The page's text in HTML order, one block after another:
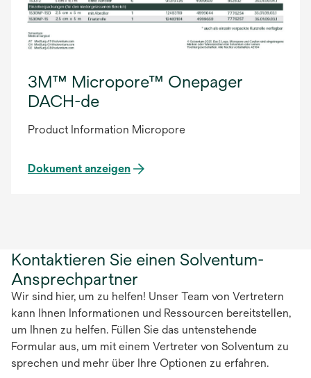
3M™ Micropore™ Onepager
DACH-de
Product Information Micropore
Dokument anzeigen
Kontaktieren Sie einen Solventum-
Ansprechpartner
Wir sind hier, um zu helfen! Unser Team von Vertretern
kann Ihnen Informationen und Ressourcen bereitstellen,
um Ihnen zu helfen. Füllen Sie das untenstehende
Formular aus, um mit einem Vertreter von Solventum zu
sprechen und mehr über Ihre Optionen zu erfahren.